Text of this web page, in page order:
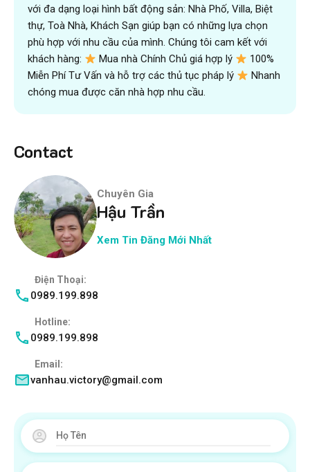
với đa dạng loại hình bất động sản: Nhà Phố, Villa, Biệt
thự, Toà Nhà, Khách Sạn giúp bạn có những lựa chọn
phù hợp với nhu cầu của mình. Chúng tôi cam kết với
khách hàng:
Mua nhà Chính Chủ giá hợp lý
100%
Miễn Phí Tư Vấn và hỗ trợ các thủ tục pháp lý
Nhanh
chóng mua được căn nhà hợp nhu cầu.
Contact
Chuyên Gia
Hậu Trần
Xem Tin Đăng Mới Nhất
Điện Thoại:
0989.199.898
Hotline:
0989.199.898
Email:
vanhau.victory@gmail.com